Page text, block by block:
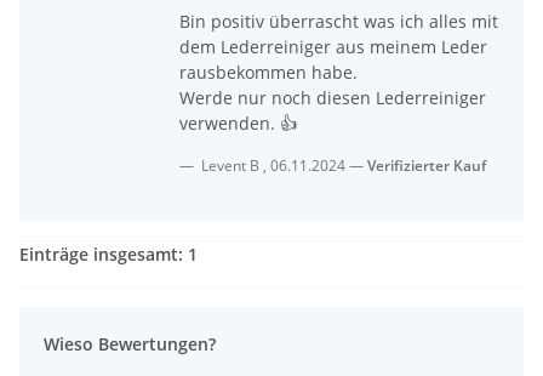
Wieso Bewertungen?
Bin positiv überrascht was ich alles mit
dem Lederreiniger aus meinem Leder
rausbekommen habe.
Werde nur noch diesen Lederreiniger
verwenden. 👍
Levent B , 06.11.2024 Verifizierter Kauf
Einträge insgesamt: 1